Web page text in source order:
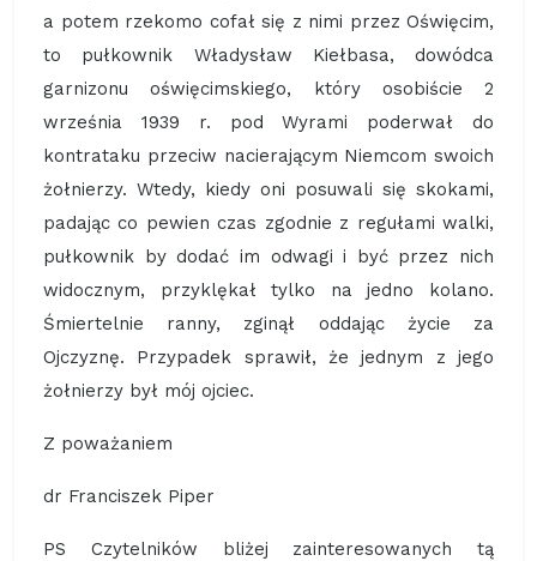
a potem rzekomo cofał się z nimi przez Oświęcim,
to pułkownik Władysław Kiełbasa, dowódca
garnizonu oświęcimskiego, który osobiście 2
września 1939 r. pod Wyrami poderwał do
kontrataku przeciw nacierającym Niemcom swoich
żołnierzy. Wtedy, kiedy oni posuwali się skokami,
padając co pewien czas zgodnie z regułami walki,
pułkownik by dodać im odwagi i być przez nich
widocznym, przyklękał tylko na jedno kolano.
Śmiertelnie ranny, zginął oddając życie za
Ojczyznę. Przypadek sprawił, że jednym z jego
żołnierzy był mój ojciec.
Z poważaniem
dr Franciszek Piper
PS Czytelników bliżej zainteresowanych tą